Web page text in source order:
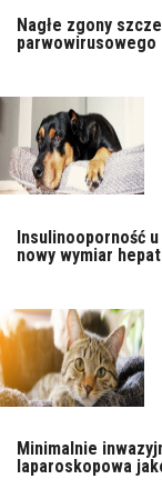
Nagłe zgony
parwowirusowego
Insulinooporność
nowy wymiar
Minimalnie
laparoskopowa